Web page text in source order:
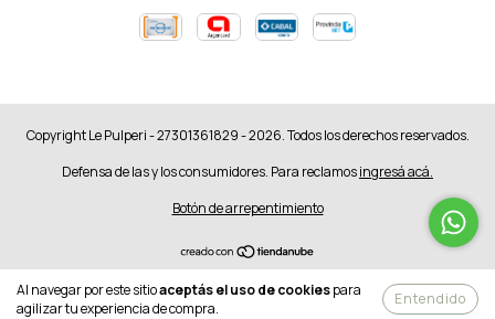
Al navegar por este sitioaceptás el uso de cookiespara
agilizar tu experiencia de compra.
Entendido
Copyright Le Pulperi - 27301361829 - 2026. Todos los derechos reservados.
Defensa de las y los consumidores. Para reclamosingresá acá.
Botón de arrepentimiento